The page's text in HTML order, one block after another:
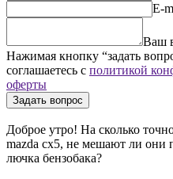
E-
Ваш
Нажимая кнопку “задать
соглашаетесь с политикой
оферты
Доброе утро! На сколько
mazda cx5, не мешают ли они
лючка бензобака?